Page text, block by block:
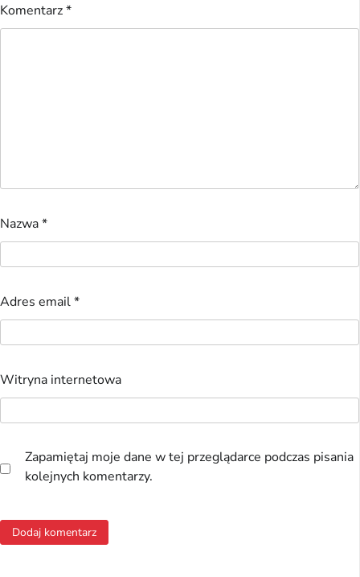
Komentarz*
Nazwa*
Adres email*
Witryna internetowa
Zapamiętaj moje dane w tej przeglądarce podczas pisania
kolejnych komentarzy.